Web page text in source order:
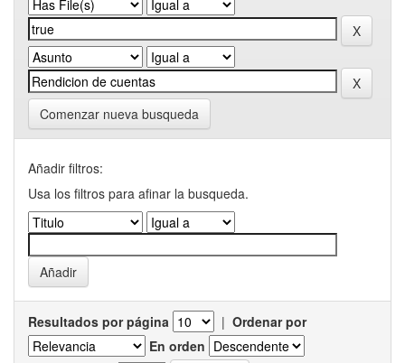
Comenzar nueva busqueda
Añadir filtros:
Usa los filtros para afinar la busqueda.
Resultados por página | Ordenar por
En orden